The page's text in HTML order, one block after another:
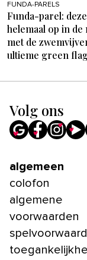
FUNDA-PARELS
Funda-parel:
helemaal op in de
met de
ultieme green
Volg ons
algemeen
colofon
algemene
voorwaarden